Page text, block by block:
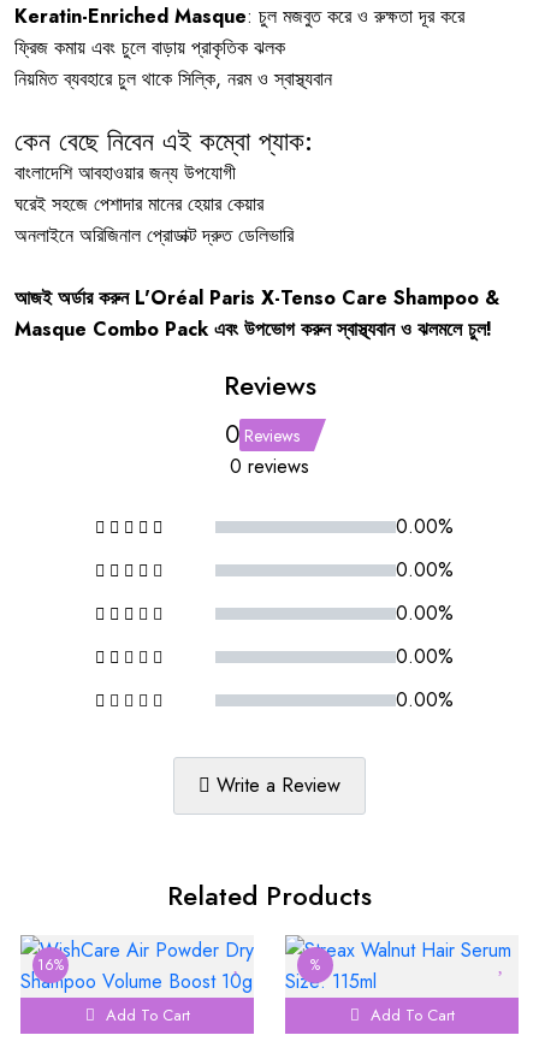
Keratin-Enriched Masque: চুল মজবুত করে ও রুক্ষতা দূর করে
ফ্রিজ কমায় এবং চুলে বাড়ায় প্রাকৃতিক ঝলক
নিয়মিত ব্যবহারে চুল থাকে সিল্কি, নরম ও স্বাস্থ্যবান
কেন বেছে নিবেন এই কম্বো প্যাক:
বাংলাদেশি আবহাওয়ার জন্য উপযোগী
ঘরেই সহজে পেশাদার মানের হেয়ার কেয়ার
অনলাইনে অরিজিনাল প্রোডাক্ট দ্রুত ডেলিভারি
আজই অর্ডার করুন L'Oréal Paris X-Tenso Care Shampoo &
Masque Combo Pack এবং উপভোগ করুন স্বাস্থ্যবান ও ঝলমলে চুল!
Reviews
0 Reviews
0 reviews
0.00%
0.00%
0.00%
0.00%
0.00%
Write a Review
Related Products
16%
Add To Cart
%
Add To Cart